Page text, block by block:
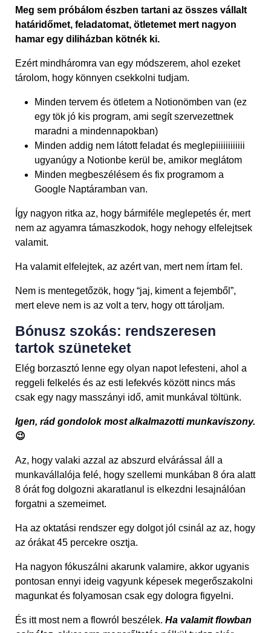
Meg sem próbálom észben tartani az összes vállalt
határidőmet, feladatomat, ötletemet mert nagyon
hamar egy diliházban kötnék ki.
Ezért mindháromra van egy módszerem, ahol ezeket
tárolom, hogy könnyen csekkolni tudjam.
Minden tervem és ötletem a Notionömben van (ez
egy tök jó kis program, ami segít szervezettnek
maradni a mindennapokban)
Minden addig nem látott feladat és meglepiiiiiiiiiiii
ugyanúgy a Notionbe kerül be, amikor meglátom
Minden megbeszélésem és fix programom a
Google Naptáramban van.
Így nagyon ritka az, hogy bármiféle meglepetés ér, mert
nem az agyamra támaszkodok, hogy nehogy elfelejtsek
valamit.
Ha valamit elfelejtek, az azért van, mert nem írtam fel.
Nem is mentegetőzök, hogy “jaj, kiment a fejemből”,
mert eleve nem is az volt a terv, hogy ott tároljam.
Bónusz szokás: rendszeresen
tartok szüneteket
Elég borzasztó lenne egy olyan napot lefesteni, ahol a
reggeli felkelés és az esti lefekvés között nincs más
csak egy nagy masszányi idő, amit munkával töltünk.
Igen, rád gondolok most alkalmazotti munkaviszony.
😉
Az, hogy valaki azzal az abszurd elvárással áll a
munkavállalója felé, hogy szellemi munkában 8 óra alatt
8 órát fog dolgozni akaratlanul is elkezdni lesajnálóan
forgatni a szemeimet.
Ha az oktatási rendszer egy dolgot jól csinál az az, hogy
az órákat 45 percekre osztja.
Ha nagyon fókuszálni akarunk valamire, akkor ugyanis
pontosan ennyi ideig vagyunk képesek megerőszakolni
magunkat és folyamosan csak egy dologra figyelni.
És itt most nem a flowról beszélek. Ha valamit flowban